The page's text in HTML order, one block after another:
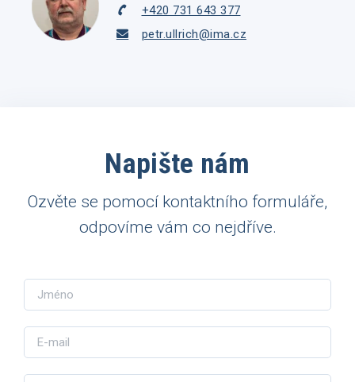
+420 731 643 377
petr.ullrich@ima.cz
Napište nám
Ozvěte se pomocí kontaktního formuláře,
odpovíme vám co nejdříve.